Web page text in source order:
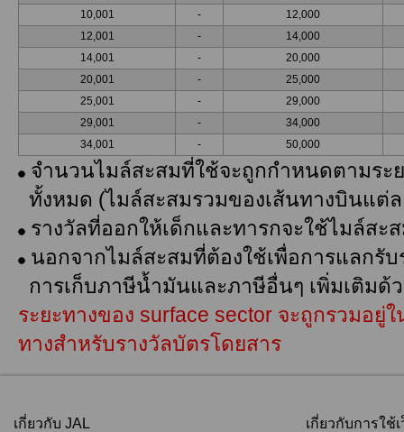
10,001
-
12,000
12,001
-
14,000
14,001
-
20,000
20,001
-
25,000
25,001
-
29,000
29,001
-
34,000
34,001
- 50,000
จำนวนไมล์สะสมที่ใช้จะถูกกำหนดตามระ
ทั้งหมด (ไมล์สะสมรวมของเส้นทางบินแต่
รางวัลที่ออกให้เด็กและทารกจะใช้ไมล์สะ
นอกจากไมล์สะสมที่ต้องใช้เพื่อการแลกรั
การเก็บภาษีน้ำมันและภาษีอื่นๆ เพิ่มเติมด้
ระยะทางของ surface sector จะถูกรวมอยู่
ทางสำหรับรางวัลบัตรโดยสาร
เกี่ยวกับ JAL เกี่ยวกับการใช้